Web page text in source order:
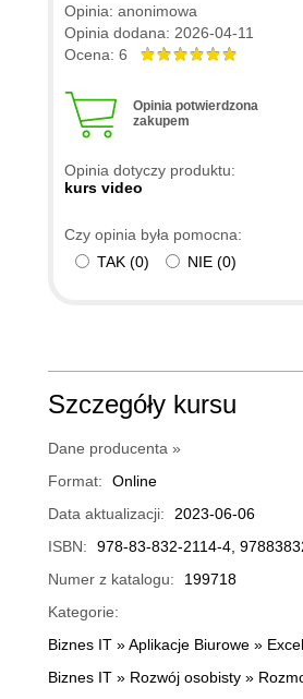
Opinia: anonimowa
Opinia dodana: 2026-04-11
Ocena: 6
Opinia potwierdzona
zakupem
Opinia dotyczy produktu:
kurs video
Czy opinia była pomocna:
TAK (0) NIE (0)
Szczegóły kursu
Dane producenta »
Format:
Online
Data aktualizacji:
2023-06-06
ISBN:
978-83-832-2114-4,
Numer z katalogu:
199718
Kategorie:
Biznes IT »Aplikacje Biurowe » Excel
Biznes IT » Rozwój osobisty »